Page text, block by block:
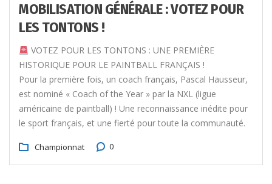
MOBILISATION GÉNÉRALE : VOTEZ POUR
LES TONTONS !
VOTEZ POUR LES TONTONS : UNE PREMIÈRE
HISTORIQUE POUR LE PAINTBALL FRANÇAIS !
Pour la première fois, un coach français, Pascal Hausseur,
est nominé « Coach of the Year » par la NXL (ligue
américaine de paintball) ! Une reconnaissance inédite pour
le sport français, et une fierté pour toute la communauté.
Championnat 0